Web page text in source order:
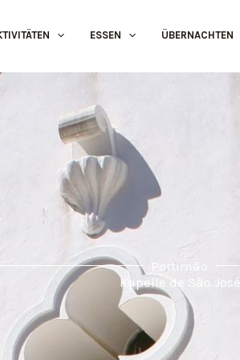
ESSEN ÜBERNACHTEN
Portimão
Kapelle de São José